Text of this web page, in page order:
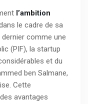
l’ambition
le cadre de sa
comme une
(PIF), la startup
et du
ben Salmane,
Cette
avantages